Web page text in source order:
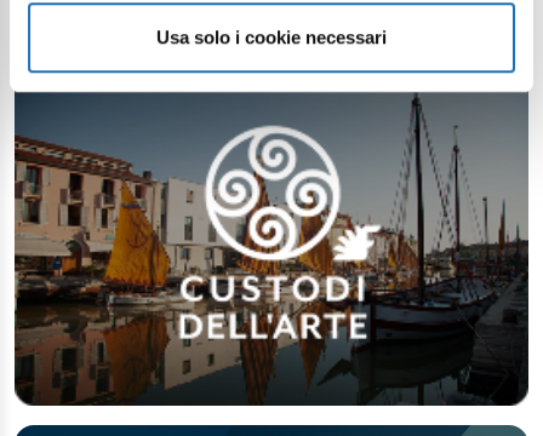
Usa solo i cookie necessari